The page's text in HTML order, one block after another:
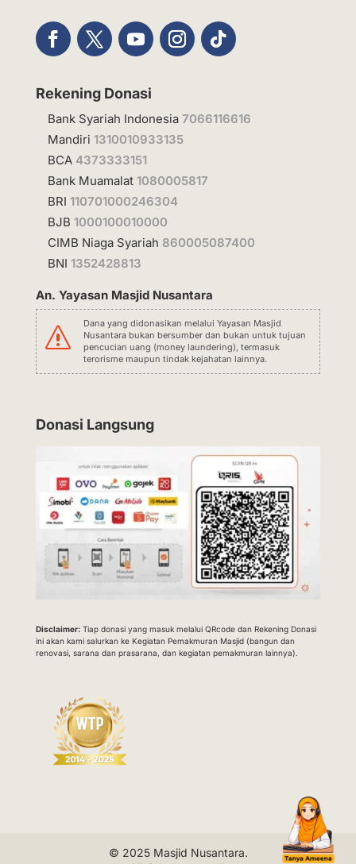
Rekening Donasi
Bank Syariah Indonesia 7066116616
Mandiri 1310010933135
BCA 4373333151
Bank Muamalat 1080005817
BRI 110701000246304
BJB 1000100010000
CIMB Niaga Syariah 860005087400
BNI 1352428813
An. Yayasan Masjid Nusantara
s
Dana yang didonasikan melalui Yayasan Masjid
Nusantara bukan bersumber dan bukan untuk tujuan
pencucian uang (money laundering), termasuk
terorisme maupun tindak kejahatan lainnya.
Donasi Langsung
Disclaimer:Tiap donasi yang masuk melalui QRcode dan Rekening Donasi
ini akan kami salurkan ke Kegiatan Pemakmuran Masjid (bangun dan
renovasi, sarana dan prasarana, dan kegiatan pemakmuran lainnya).
© 2025 Masjid Nusantara.